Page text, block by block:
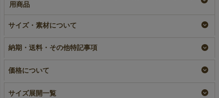
用商品
底 中縦サイズ｜100
即納品｜ラミ
100枚入
リピーター専用名入れ
¥17,820税込
サイズ・素材について
納期・送料・その他特記事項
価格について
サイズ展開一覧